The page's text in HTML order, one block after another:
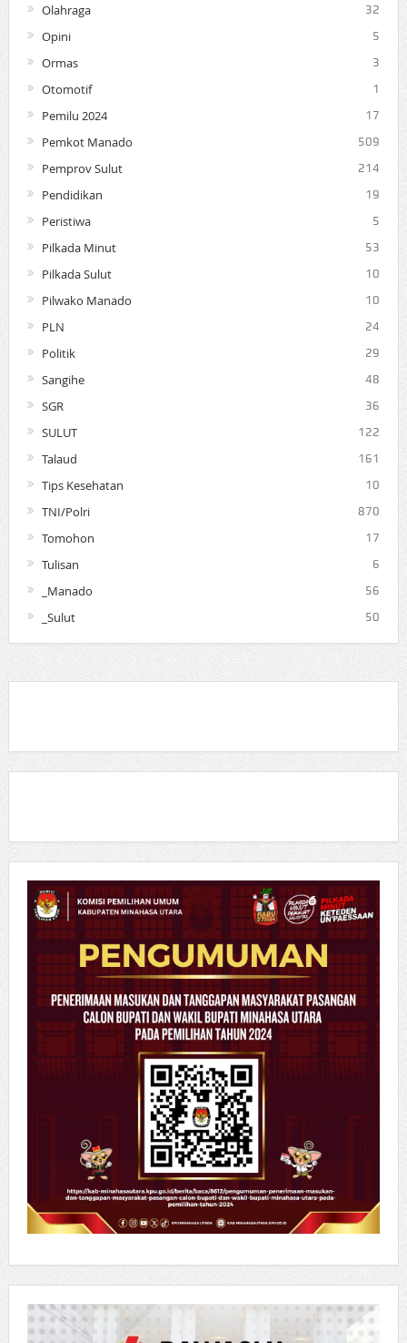
Olahraga 32
Opini 5
Ormas 3
Otomotif 1
Pemilu 2024 17
Pemkot Manado 509
Pemprov Sulut 214
Pendidikan 19
Peristiwa 5
Pilkada Minut 53
Pilkada Sulut 10
Pilwako Manado 10
PLN 24
Politik 29
Sangihe 48
SGR 36
SULUT 122
Talaud 161
Tips Kesehatan 10
TNI/Polri 870
Tomohon 17
Tulisan 6
_Manado 56
_Sulut 50